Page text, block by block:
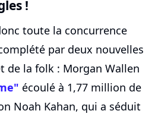
!
toute la concurrence
par deux nouvelles
de la folk : Morgan Wallen
écoulé à 1,77 million de
Noah Kahan, qui a séduit